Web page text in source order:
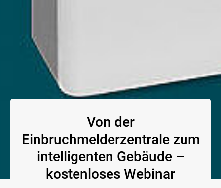
Von der
Einbruchmelderzentrale zum
intelligenten Gebäude –
kostenloses Webinar